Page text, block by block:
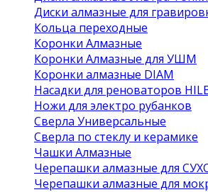
Диски алмазные для
Кольца переходные
Коронки Алмазные
Коронки Алмазные для УШМ
Коронки алмазные DIAM
Насадки для реноваторов
Ножи для электро рубанков
Сверла Универсальные
Сверла по стеклу и керамике
Чашки Алмазные
Черепашки алмазные для
Черепашки алмазные для